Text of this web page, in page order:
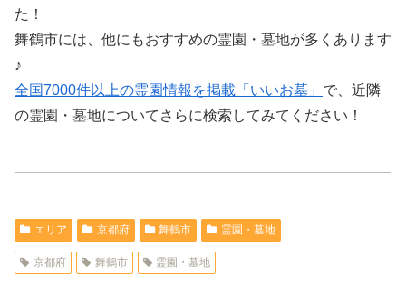
た！
舞鶴市には、他にもおすすめの霊園・墓地が多くあります
♪
全国7000件以上の霊園情報を掲載「いいお墓」 で、近隣
の霊園・墓地についてさらに検索してみてください！
エリア 京都府 舞鶴市 霊園・墓地
京都府 舞鶴市 霊園・墓地